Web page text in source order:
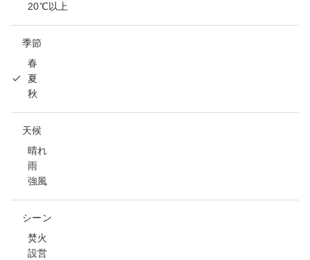
20℃以上
季節
春
夏
秋
天候
晴れ
雨
強風
シーン
焚火
設営